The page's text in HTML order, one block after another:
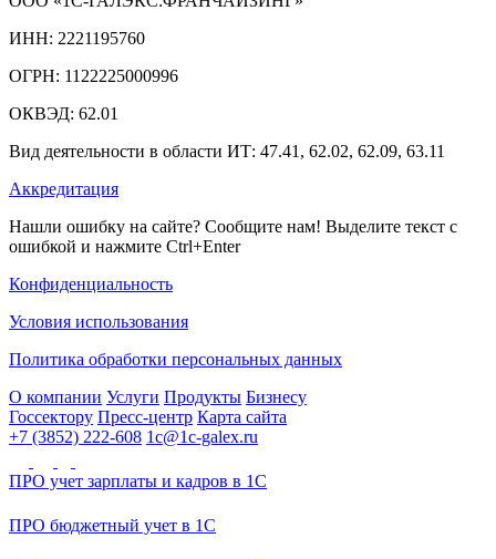
ИНН: 2221195760
ОГРН: 1122225000996
ОКВЭД: 62.01
Вид деятельности в области ИТ: 47.41, 62.02, 62.09, 63.11
Аккредитация
Нашли ошибку на сайте? Сообщите нам! Выделите текст с
ошибкой и нажмите Ctrl+Enter
Конфиденциальность
Условия использования
Политика обработки персональных данных
О компании Услуги Продукты Бизнесу
Госсектору Пресс-центр Карта сайта
+7 (3852) 222-608 1c@1c-galex.ru
ПРО учет зарплаты и кадров в 1С
ПРО бюджетный учет в 1С